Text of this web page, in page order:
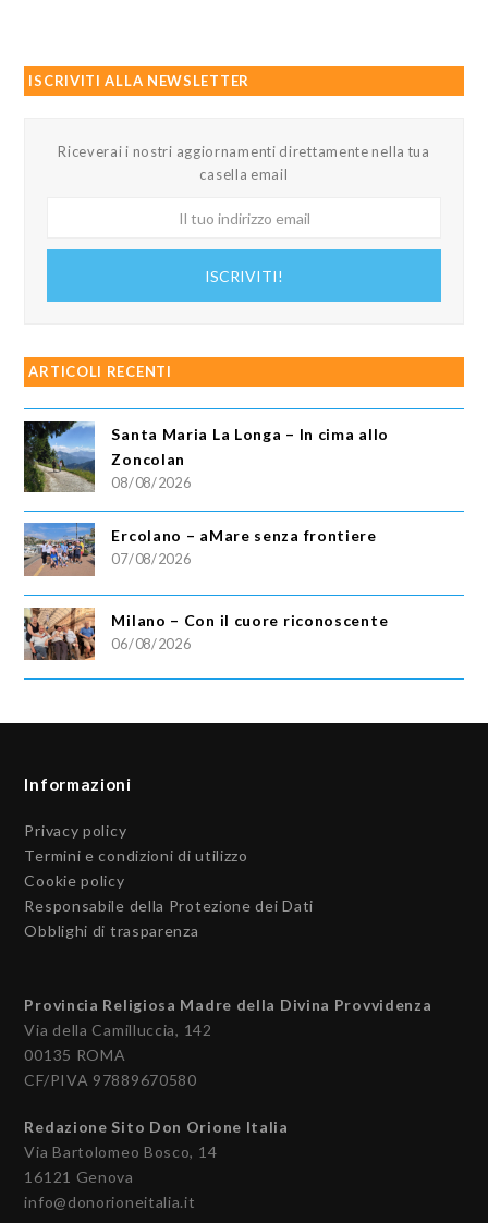
ISCRIVITI ALLA NEWSLETTER
Riceverai i nostri aggiornamenti direttamente nella tua
casella email
ISCRIVITI!
ARTICOLI RECENTI
Santa Maria La Longa – In cima allo
Zoncolan
08/08/2026
Ercolano – aMare senza frontiere
07/08/2026
Milano – Con il cuore riconoscente
06/08/2026
Informazioni
Privacy policy
Termini e condizioni di utilizzo
Cookie policy
Responsabile della Protezione dei Dati
Obblighi di trasparenza
Provincia Religiosa Madre della Divina Provvidenza
Via della Camilluccia, 142
00135 ROMA
CF/PIVA 97889670580
Redazione Sito Don Orione Italia
Via Bartolomeo Bosco, 14
16121 Genova
info@donorioneitalia.it